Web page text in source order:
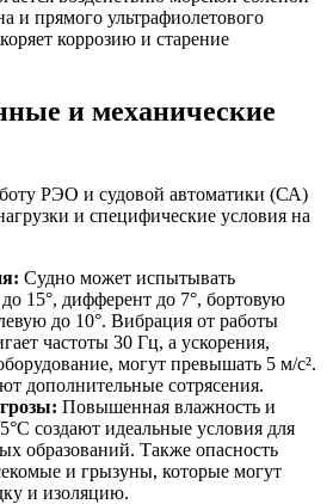
и прямого ультрафиолетового
коррозию и старение
и механические
РЭО и судовой автоматики (СА)
и специфические условия на
Судно может испытывать
15°, дифферент до 7°, бортовую
до 10°. Вибрация от работы
частоты 30 Гц, а ускорения,
могут превышать 5 м/с².
дополнительные сотрясения.
Повышенная влажность и
создают идеальные условия для
образований. Также опасность
и грызуны, которые могут
и изоляцию.